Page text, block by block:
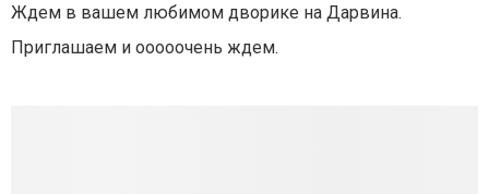
Ждем в вашем любимом дворике на Дарвина.
Приглашаем и ооооочень ждем.